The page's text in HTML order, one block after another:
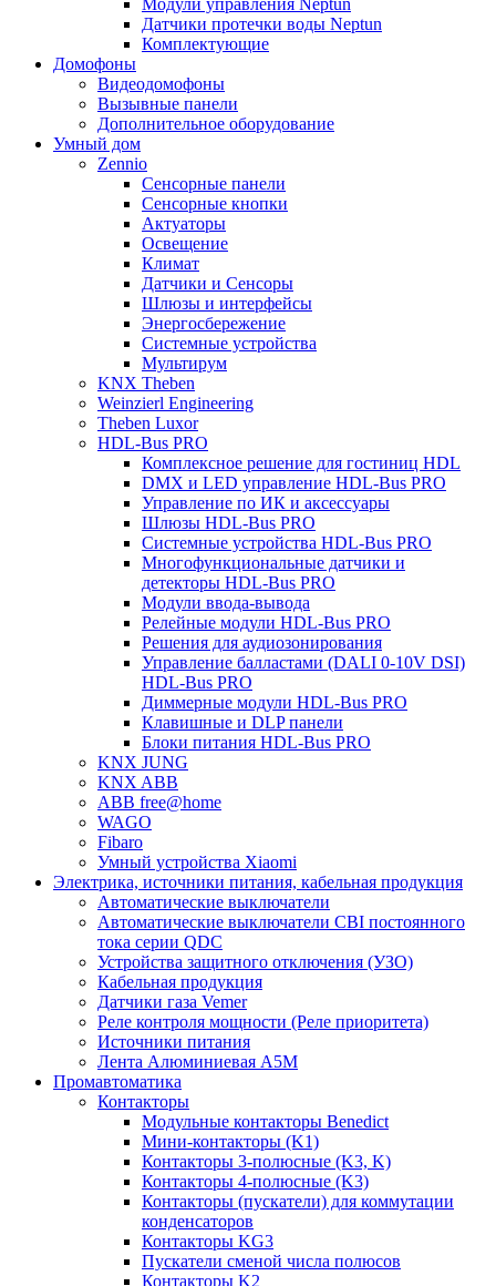
Датчики протечки воды Neptun
Комплектующие
Домофоны
Видеодомофоны
Вызывные панели
Дополнительное оборудование
Умный дом
Zennio
Сенсорные панели
Сенсорные кнопки
Актуаторы
Освещение
Климат
Датчики и Сенсоры
Шлюзы и интерфейсы
Энергосбережение
Системные устройства
Мультирум
KNX Theben
Weinzierl Engineering
Theben Luxor
HDL-Bus PRO
Комплексное решение для гостиниц HDL
DMX и LED управление HDL-Bus PRO
Управление по ИК и аксессуары
Шлюзы HDL-Bus PRO
Системные устройства HDL-Bus PRO
Многофункциональные датчики и
детекторы HDL-Bus PRO
Модули ввода-вывода
Релейные модули HDL-Bus PRO
Решения для аудиозонирования
Управление балластами (DALI 0-10V DSI)
HDL-Bus PRO
Диммерные модули HDL-Bus PRO
Клавишные и DLP панели
Блоки питания HDL-Bus PRO
KNX JUNG
KNX ABB
ABB free@home
WAGO
Fibaro
Умный устройства Xiaomi
Электрика, источники питания, кабельная продукция
Автоматические выключатели
Автоматические выключатели CBI постоянного
тока серии QDC
Устройства защитного отключения (УЗО)
Кабельная продукция
Датчики газа Vemer
Реле контроля мощности (Реле приоритета)
Источники питания
Лента Алюминиевая А5М
Промавтоматика
Контакторы
Модульные контакторы Benedict
Мини-контакторы (K1)
Контакторы 3-полюсные (K3, K)
Контакторы 4-полюсные (K3)
Контакторы (пускатели) для коммутации
конденсаторов
Контакторы KG3
Пускатели сменой числа полюсов
Контакторы K2